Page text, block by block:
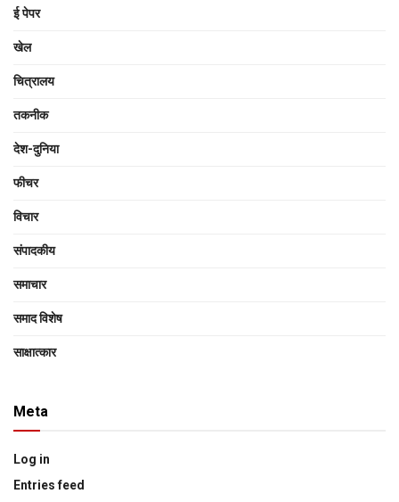
ई पेपर
खेल
चित्रालय
तकनीक
देश-दुनिया
फीचर
विचार
संपादकीय
समाचार
समाद विशेष
साक्षात्‍कार
Meta
Log in
Entries feed